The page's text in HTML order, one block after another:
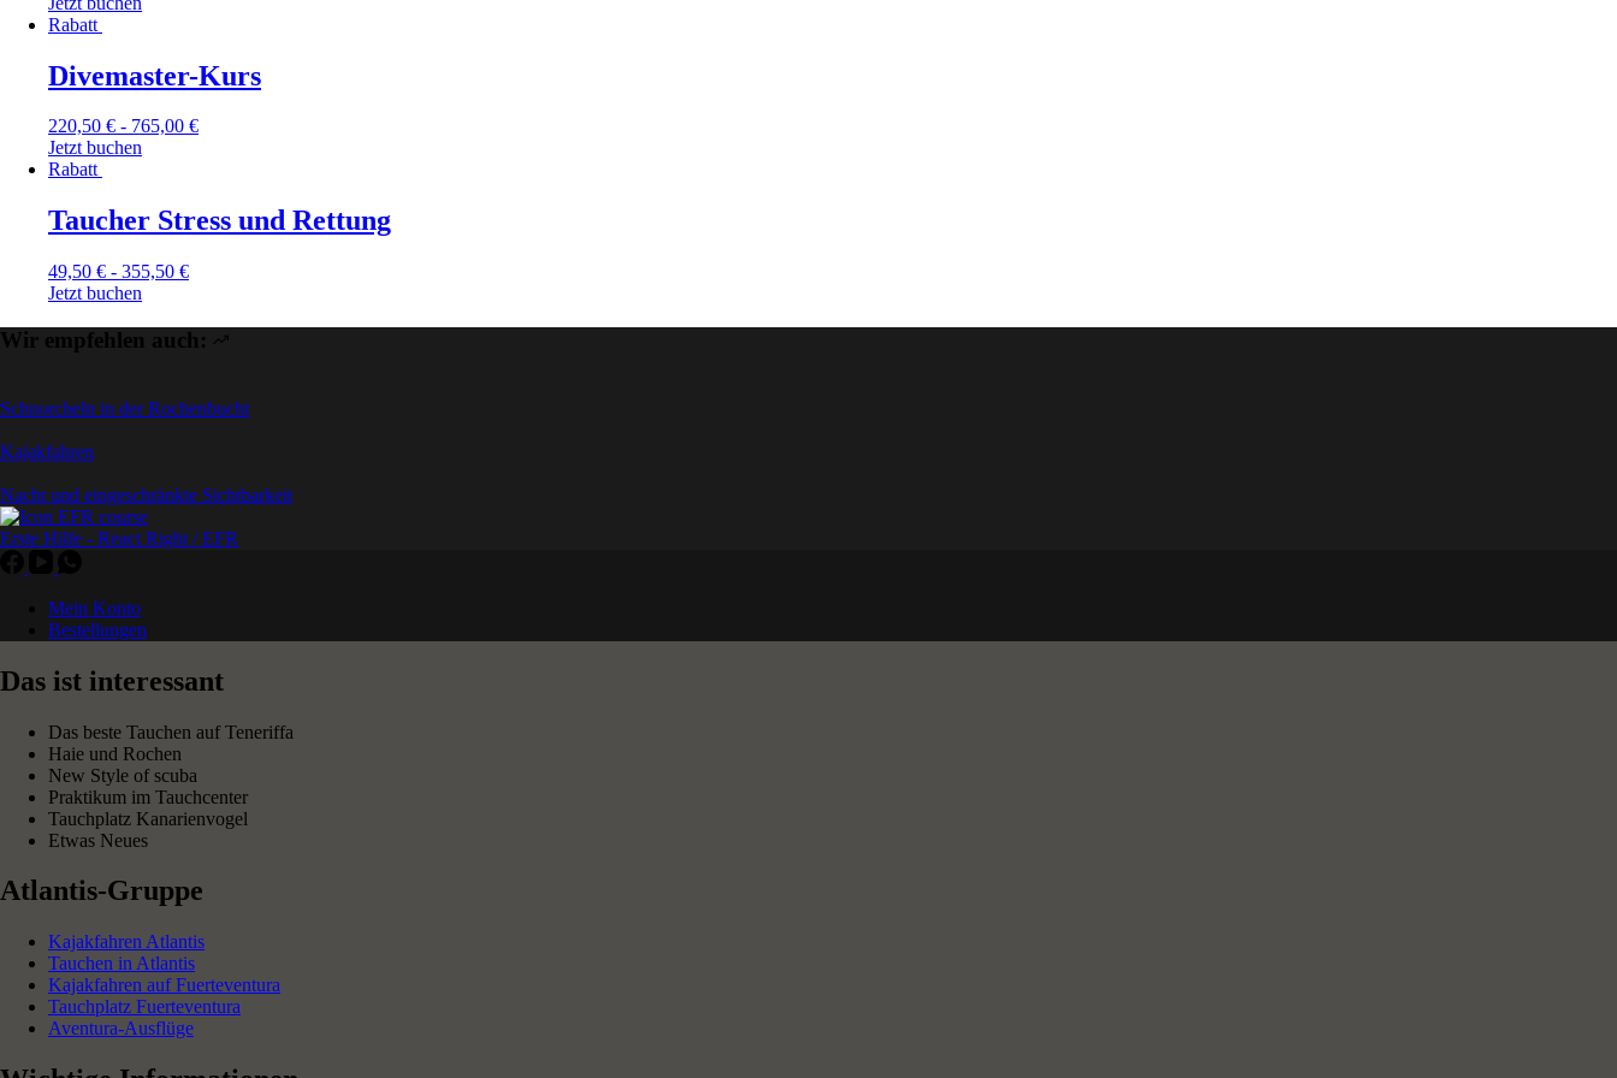
Rabatt
Divemaster-Kurs
220,50 € - 765,00 €
Jetzt buchen
Rabatt
Taucher Stress und Rettung
49,50 € - 355,50 €
Jetzt buchen
Wir empfehlen auch:
Schnorcheln in der Rochenbucht
Kajakfahren
Nacht und eingeschränkte Sichtbarkeit
Erste Hilfe - React Right / EFR
Mein Konto
Bestellungen
Das ist interessant
Das beste Tauchen auf Teneriffa
Haie und Rochen
New Style of scuba
Praktikum im Tauchcenter
Tauchplatz Kanarienvogel
Etwas Neues
Atlantis-Gruppe
Kajakfahren Atlantis
Tauchen in Atlantis
Kajakfahren auf Fuerteventura
Tauchplatz Fuerteventura
Aventura-Ausflüge